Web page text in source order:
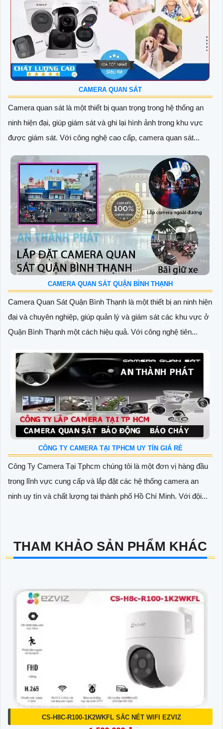
CAMERA QUAN SÁT
Camera quan sát là một thiết bị quan trọng trong hệ thống an
ninh hiện đại, giúp giám sát và ghi lại hình ảnh trong khu vực
được giám sát. Với công nghệ cao cấp, camera quan sát...
CAMERA QUAN SÁT QUẬN BÌNH THẠNH
Camera Quan Sát Quận Bình Thạnh là một thiết bị an ninh hiện
đại và chuyên nghiệp, giúp quản lý và giám sát các khu vực ở
Quận Bình Thạnh một cách hiệu quả. Với công nghệ tiên...
CÔNG TY CAMERA TẠI TPHCM UY TÍN GIÁ RẺ
Công Ty Camera Tại Tphcm chúng tôi là một đơn vị hàng đầu
trong lĩnh vực cung cấp và lắp đặt các hệ thống camera an
ninh uy tín và chất lượng tại thành phố Hồ Chí Minh. Với đội...
THAM KHẢO SẢN PHẨM KHÁC
CS-H8C-R100-1K2WKFL SẮC NÉT WIFI EZVIZ